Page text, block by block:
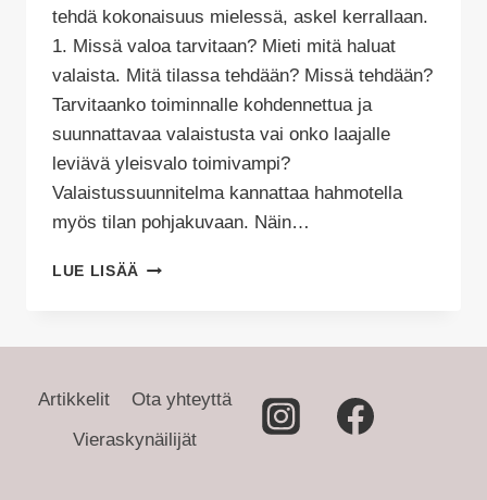
tehdä kokonaisuus mielessä, askel kerrallaan.
1. Missä valoa tarvitaan? Mieti mitä haluat
valaista. Mitä tilassa tehdään? Missä tehdään?
Tarvitaanko toiminnalle kohdennettua ja
suunnattavaa valaistusta vai onko laajalle
leviävä yleisvalo toimivampi?
Valaistussuunnitelma kannattaa hahmotella
myös tilan pohjakuvaan. Näin…
LUE LISÄÄ 5
Artikkelit
Ota yhteyttä
Vieraskynäilijät